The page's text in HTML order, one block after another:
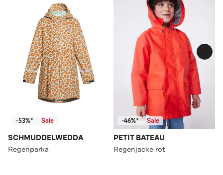
-53%* Sale
SCHMUDDELWEDDA
Regenparka
-46%* Sale
PETIT BATEAU
Regenjacke rot